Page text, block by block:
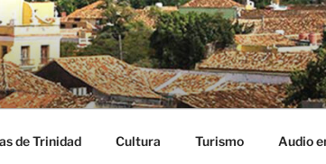
DIGITAL
de Trinidad Cultura Turismo Audio